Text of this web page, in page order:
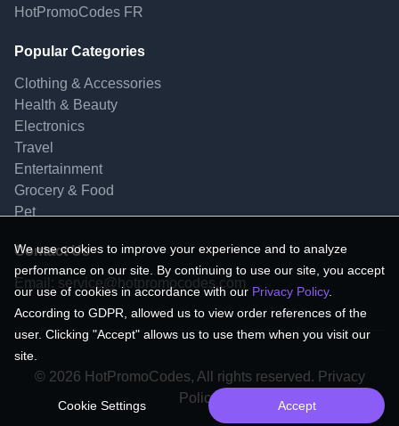
HotPromoCodes FR
Popular Categories
Clothing & Accessories
Health & Beauty
Electronics
Travel
Entertainment
Grocery & Food
Pet
Contact Us
Email: service@hotpromocodes.com
© 2026 HotPromoCodes, All rights reserved. Privacy
Policy.
We use cookies to improve your experience and to analyze
performance on our site. By continuing to use our site, you accept
our use of cookies in accordance with our Privacy Policy.
According to GDPR, allowed us to view order references of the
user. Clicking "Accept" allows us to use them when you visit our
site.
Cookie Settings Accept